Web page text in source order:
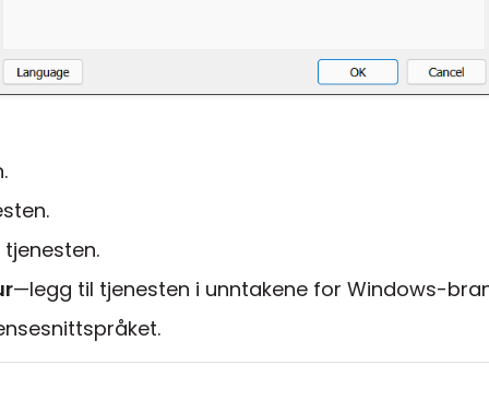
—legg til tjenesten i unntakene for Windows-